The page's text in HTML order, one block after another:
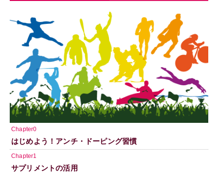
Chapter0
はじめよう！アンチ・ドーピング習慣
Chapter1
サプリメントの活用